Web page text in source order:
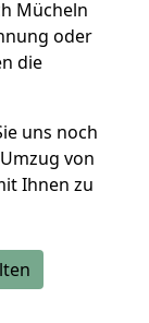
Mücheln
oder
die
uns noch
von
Ihnen zu